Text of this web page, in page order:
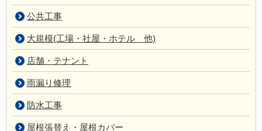
公共工事
大規模(工場・社屋・ホテル 他)
店舗・テナント
雨漏り修理
防水工事
屋根張替え・屋根カバー